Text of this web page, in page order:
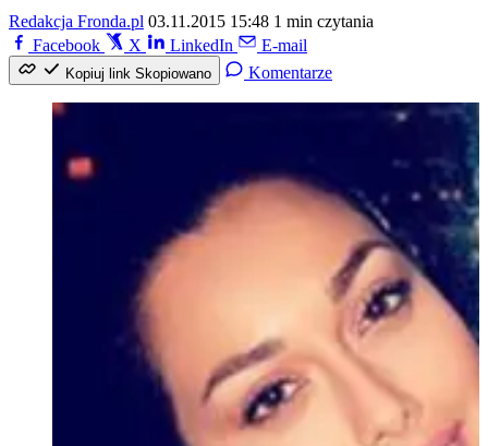
Redakcja Fronda.pl 03.11.2015 15:48 1 min czytania
Facebook
X LinkedIn E-mail
Kopiuj link Skopiowano Komentarze